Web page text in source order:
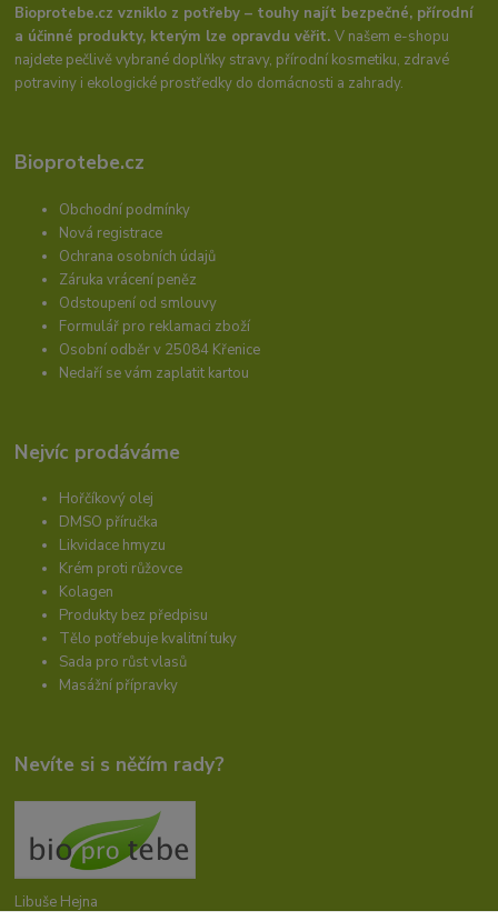
Bioprotebe.cz vzniklo z potřeby – touhy najít bezpečné, přírodní
a účinné produkty, kterým lze opravdu věřit.V našem e-shopu
najdete pečlivě vybrané doplňky stravy, přírodní kosmetiku, zdravé
potraviny i ekologické prostředky do domácnosti a zahrady.
Bioprotebe.cz
Obchodní podmínky
Nová registrace
Ochrana osobních údajů
Záruka vrácení peněz
Odstoupení od smlouvy
Formulář pro reklamaci zboží
Osobní odběr v 25084 Křenice
Nedaří se vám zaplatit kartou
Nejvíc prodáváme
Hořčíkový olej
DMSO příručka
Likvidace hmyzu
Krém proti růžovce
Kolagen
Produkty bez předpisu
Tělo potřebuje kvalitní tuky
Sada pro růst vlasů
Masážní přípravky
Nevíte si s něčím rady?
Libuše Hejna